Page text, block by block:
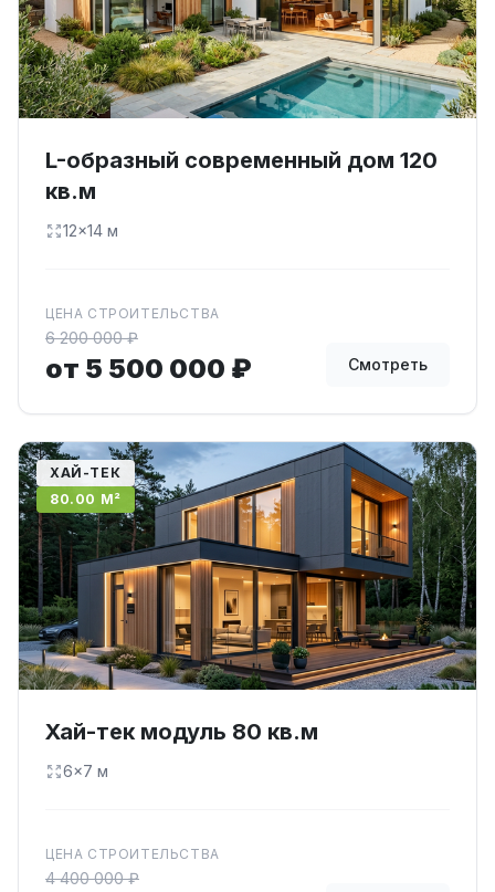
L-образный современный дом 120
кв.м
12×14 м
ЦЕНА СТРОИТЕЛЬСТВА
6 200 000 ₽
от 5 500 000 ₽ Смотреть
ХАЙ-ТЕК
80.00 М²
Хай-тек модуль 80 кв.м
6×7 м
ЦЕНА СТРОИТЕЛЬСТВА
4 400 000 ₽